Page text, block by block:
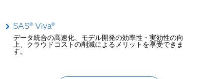
SAS® Viya®
データ統合の高速化、モデル開発の効率性・実効性の向
上、クラウドコストの削減によるメリットを享受できま
す。